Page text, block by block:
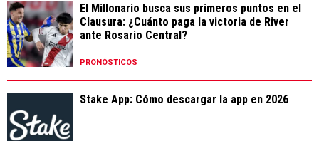
El Millonario busca sus primeros puntos en el
Clausura: ¿Cuánto paga la victoria de River
ante Rosario Central?
PRONÓSTICOS
Stake App: Cómo descargar la app en 2026